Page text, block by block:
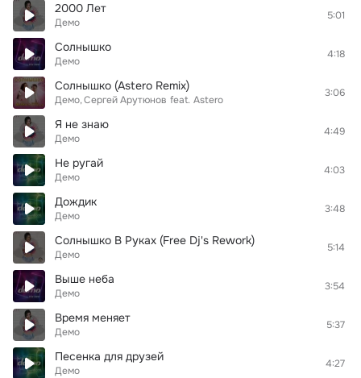
2000 Лет
Демо
5:01
Солнышко
Демо
4:18
Солнышко (Astero Remix)
Демо Сергей Арутюнов feat. Astero
3:06
Я не знаю
Демо
4:49
Не ругай
Демо
4:03
Дождик
Демо
3:48
Солнышко В Руках (Free Dj's Rework)
Демо
5:14
Выше неба
Демо
3:54
Время меняет
Демо
5:37
Песенка для друзей
Демо
4:27